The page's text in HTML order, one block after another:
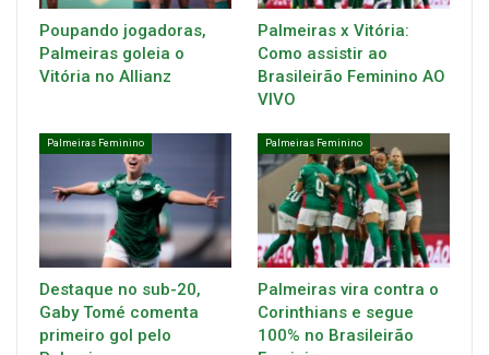
Poupando jogadoras,
Palmeiras goleia o
Vitória no Allianz
Palmeiras x Vitória:
Como assistir ao
Brasileirão Feminino AO
VIVO
Palmeiras Feminino
Destaque no sub-20,
Gaby Tomé comenta
primeiro gol pelo
Palmeiras Feminino
Palmeiras vira contra o
Corinthians e segue
100% no Brasileirão